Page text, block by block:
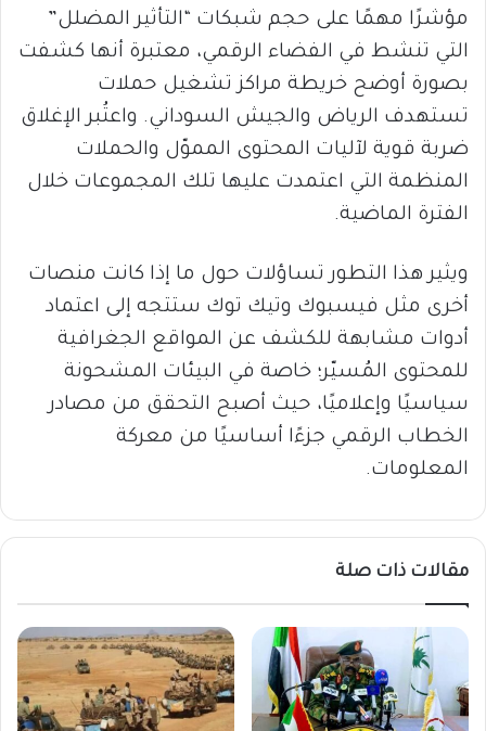
مؤشرًا مهمًا على حجم شبكات “التأثير المضلل”
التي تنشط في الفضاء الرقمي، معتبرة أنها كشفت
بصورة أوضح خريطة مراكز تشغيل حملات
تستهدف الرياض والجيش السوداني. واعتُبر الإغلاق
ضربة قوية لآليات المحتوى المموّل والحملات
المنظمة التي اعتمدت عليها تلك المجموعات خلال
الفترة الماضية.
ويثير هذا التطور تساؤلات حول ما إذا كانت منصات
أخرى مثل فيسبوك وتيك توك ستتجه إلى اعتماد
أدوات مشابهة للكشف عن المواقع الجغرافية
للمحتوى المُسيّر؛ خاصة في البيئات المشحونة
سياسيًا وإعلاميًا، حيث أصبح التحقق من مصادر
الخطاب الرقمي جزءًا أساسيًا من معركة
المعلومات.
مقالات ذات صلة